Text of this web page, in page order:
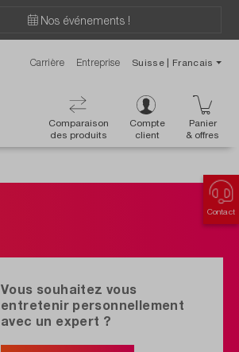
Nos événements !
Carrière Entreprise Suisse | Francais
Comparaison
des produits
Compte
client
Panier
& offres
Contact
Vous souhaitez vous
entretenir personnellement
avec un expert ?